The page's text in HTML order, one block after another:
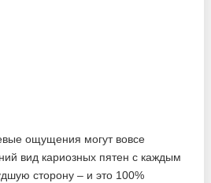
ощущения могут вовсе
вид кариозных пятен с каждым
сторону – и это 100%